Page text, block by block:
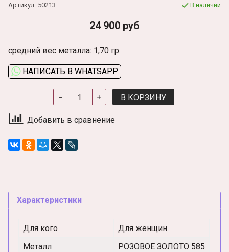
Артикул: 50213 В наличии
24 900 руб
средний вес металла: 1,70 гр.
НАПИСАТЬ В WHATSAPP
В КОРЗИНУ
Добавить в сравнение
Характеристики
Для кого
Для женщин
Металл
РОЗОВОЕ ЗОЛОТО 585